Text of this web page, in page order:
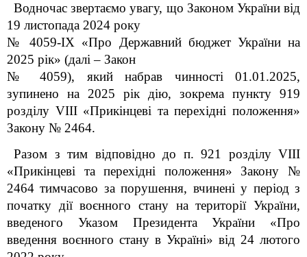
Водночас звертаємо увагу, що Законом України від
19 листопада 2024 року
№ 4059-IX «Про Державний бюджет України на
2025 рік» (далі – Закон
№ 4059), який набрав чинності 01.01.2025,
зупинено на 2025 рік дію, зокрема пункту 919
розділу VIII «Прикінцеві та перехідні положення»
Закону № 2464.
Разом з тим відповідно до п. 921
розділу VIII
«Прикінцеві та перехідні положення» Закону №
2464 тимчасово за порушення, вчинені у період з
початку дії воєнного стану на території України,
введеного Указом Президента України «Про
введення воєнного стану в Україні» від 24 лютого